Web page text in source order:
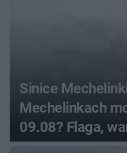
Sinice
Mechelinkach
09.08? Flaga,